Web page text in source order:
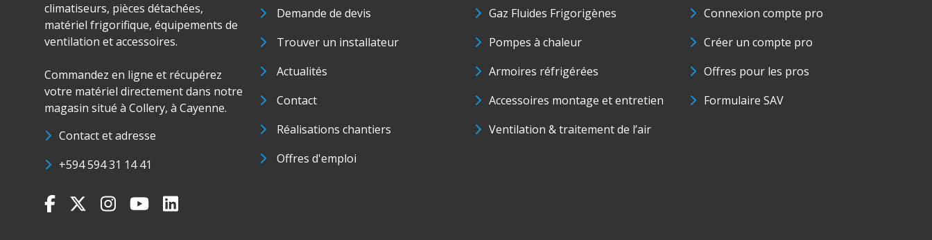
climatiseurs, pièces détachées,
matériel frigorifique, équipements de
ventilation et accessoires.
Commandez en ligne et récupérez
votre matériel directement dans notre
magasin situé à Collery, à Cayenne.
Contact et adresse
+594 594 31 14 41
Demande de devis
Trouver un installateur
Actualités
Contact
Réalisations chantiers
Offres d'emploi
Gaz Fluides Frigorigènes
Pompes à chaleur
Armoires réfrigérées
Accessoires montage et entretien
Ventilation & traitement de l’air
Connexion compte pro
Créer un compte pro
Offres pour les pros
Formulaire SAV